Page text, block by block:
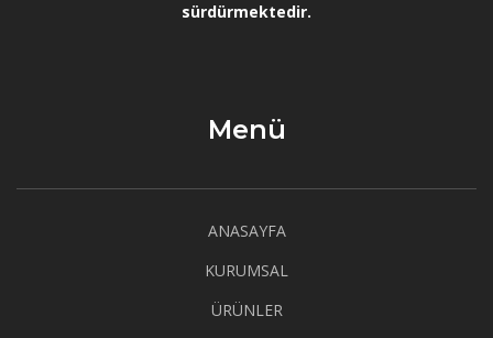
sürdürmektedir.
Menü
ANASAYFA
KURUMSAL
ÜRÜNLER